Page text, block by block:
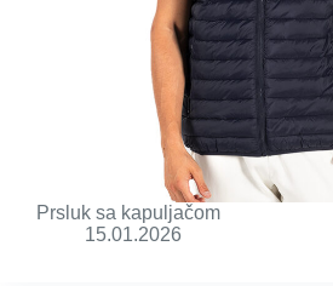
Prsluk sa kapuljačom
15.01.2026